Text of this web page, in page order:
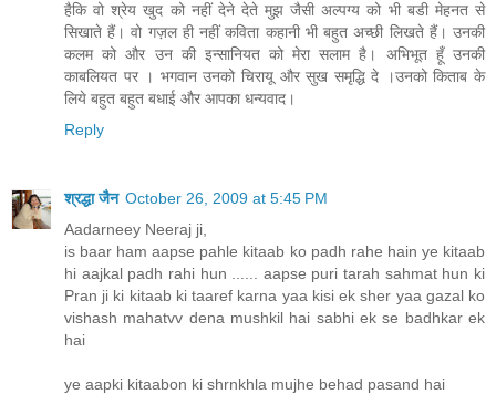
हैकि वो श्रेय खुद को नहीं देने देते मुझ जैसी अल्पग्य को भी बडी मेहनत से
सिखाते हैं। वो गज़ल ही नहीं कविता कहानी भी बहुत अच्छी लिखते हैं। उनकी
कलम को और उन की इन्सानियत को मेरा सलाम है। अभिभूत हूँ उनकी
काबलियत पर । भगवान उनको चिरायू और सुख समृद्धि दे ।उनको किताब के
लिये बहुत बहुत बधाई और आपका धन्यवाद।
Reply
श्रद्धा जैन October 26, 2009 at 5:45 PM
Aadarneey Neeraj ji,
is baar ham aapse pahle kitaab ko padh rahe hain ye kitaab
hi aajkal padh rahi hun ...... aapse puri tarah sahmat hun ki
Pran ji ki kitaab ki taaref karna yaa kisi ek sher yaa gazal ko
vishash mahatvv dena mushkil hai sabhi ek se badhkar ek
hai
ye aapki kitaabon ki shrnkhla mujhe behad pasand hai